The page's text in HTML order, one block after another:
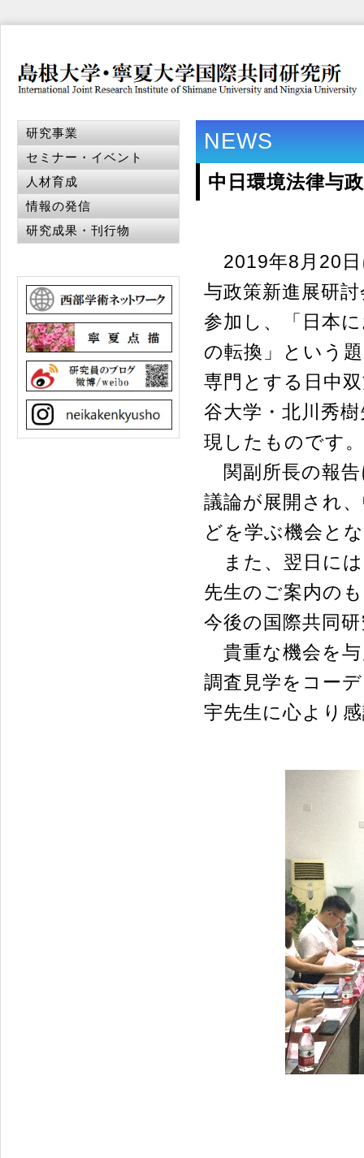
NEWS
中日環境法律与
2019年8月20日
与政策新進展研
参加し、「日本
の転換」という
専門とする日中
谷大学・北川秀
現したものです。
関副所長の報告
議論が展開され
どを学ぶ機会と
また、翌日には
先生のご案内の
今後の国際共同
貴重な機会を与
調査見学をコー
宇先生に心より
研究事業
セミナー・イベント
人材育成
情報の発信
研究成果・刊行物